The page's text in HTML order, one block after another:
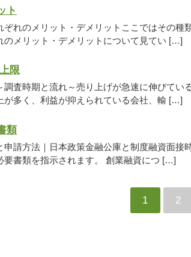
ト
ぞれのメリット・デメリットここではその種
のメリット・デメリットについて見てい […]
限
調査時期と流れ～売り上げが急速に伸びてい
が多く、利益が抑えられている会社、輸 […]
類
申請方法｜日本政策金融公庫と制度融資面接
要書類を指示されます。 創業融資につ […]
1 2